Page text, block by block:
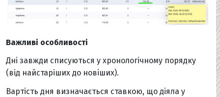
Важливі особливості
Дні завжди списуються у хронологічному порядку
(від найстаріших до новіших).
Вартість дня визначається ставкою, що діяла у